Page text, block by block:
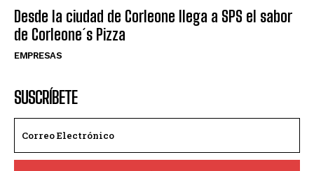
Desde la ciudad de Corleone llega a SPS el sabor
de Corleone´s Pizza
EMPRESAS
SUSCRÍBETE